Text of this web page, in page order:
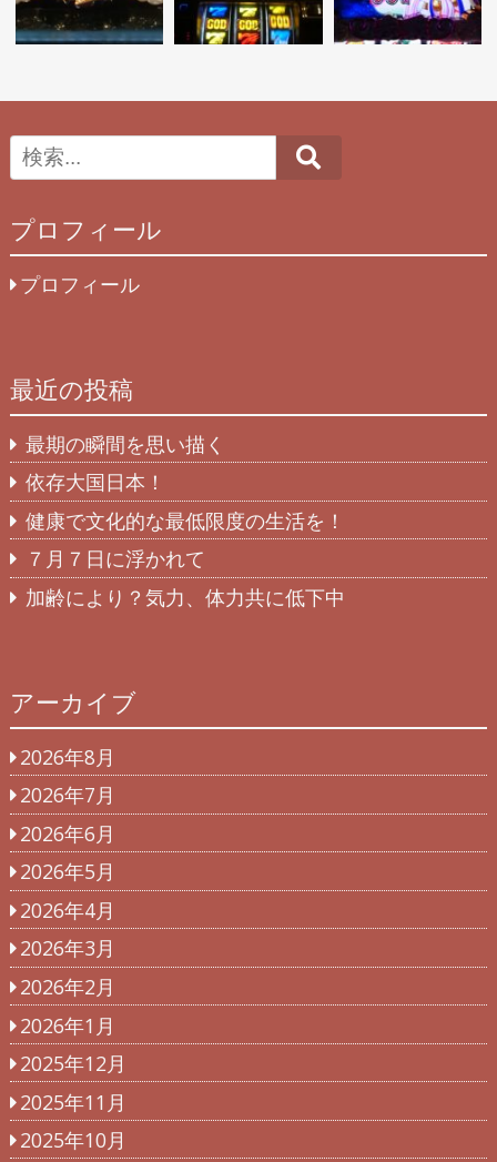
プロフィール
プロフィール
最近の投稿
最期の瞬間を思い描く
依存大国日本！
健康で文化的な最低限度の生活を！
７月７日に浮かれて
加齢により？気力、体力共に低下中
アーカイブ
2026年8月
2026年7月
2026年6月
2026年5月
2026年4月
2026年3月
2026年2月
2026年1月
2025年12月
2025年11月
2025年10月